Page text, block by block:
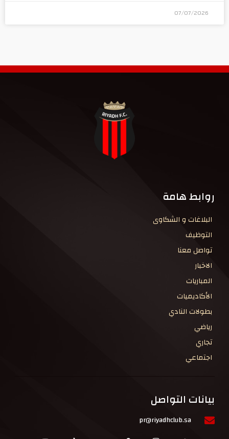
07/07/2026
روابط هامة
البلاغات و الشكاوى
التوظيف
تواصل معنا
الاخبار
المباريات
الأكاديميات
بطولات النادي
رياضي
تجاري
اجتماعي
بيانات التواصل
pr@riyadhclub.sa